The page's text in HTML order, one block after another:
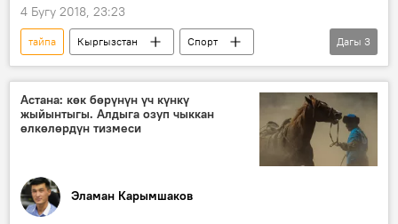
4 Бугу 2018, 23:23
тайпа Кыргызстан
Спорт
Жаңылыктар
Дубай футбол
Дагы 3
Астана: көк бөрүнүн үч күнкү
жыйынтыгы. Алдыга озуп чыккан
өлкөлөрдүн тизмеси
Эламан Карымшаков